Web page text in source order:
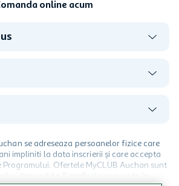
online acum
se adreseaza persoanelor fizice care
impliniti la data inscrierii și care accepta
Programului. Ofertele MyCLUB Auchan sunt